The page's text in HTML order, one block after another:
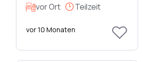
vor Ort
Teilzeit
vor 10 Monaten